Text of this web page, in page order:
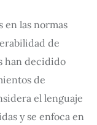
en las normas
de
han decidido
de
el lenguaje
y se enfoca en